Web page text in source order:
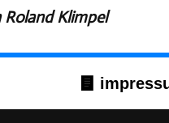
Roland Klimpel